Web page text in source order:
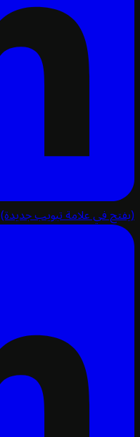
في علامة تبويب جديدة)